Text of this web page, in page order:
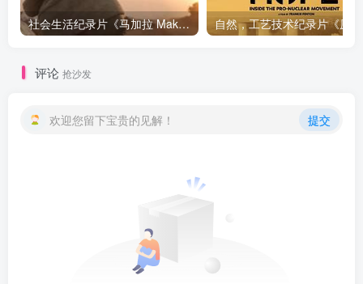
社会生活纪录片《马加拉 Makala》下载
评论 抢沙发
欢迎您留下宝贵的见解！ 提交